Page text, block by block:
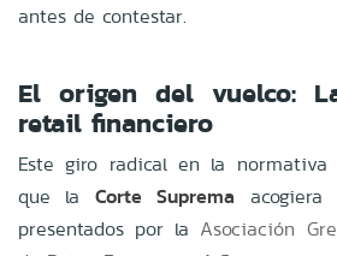
antes de contestar.
El origen del vuelco:
retail financiero
Este giro radical en la
que la Corte Suprema acogiera
presentados por la Asociación